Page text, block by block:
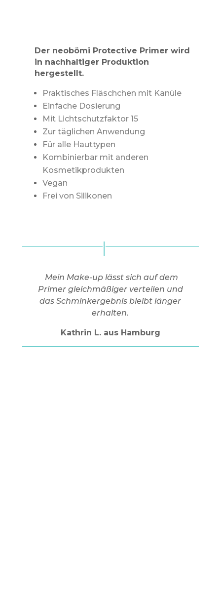
Der neobömi Protective Primer wird
in nachhaltiger Produktion
hergestellt.
Praktisches Fläschchen mit Kanüle
Einfache Dosierung
Mit Lichtschutzfaktor 15
Zur täglichen Anwendung
Für alle Hauttypen
Kombinierbar mit anderen
Kosmetikprodukten
Vegan
Frei von Silikonen
Mein Make-up lässt sich auf dem
Primer gleichmäßiger verteilen und
das Schminkergebnis bleibt länger
erhalten.
Kathrin L. aus Hamburg